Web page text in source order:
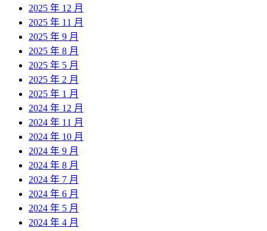
2025 年 12 月
2025 年 11 月
2025 年 9 月
2025 年 8 月
2025 年 5 月
2025 年 2 月
2025 年 1 月
2024 年 12 月
2024 年 11 月
2024 年 10 月
2024 年 9 月
2024 年 8 月
2024 年 7 月
2024 年 6 月
2024 年 5 月
2024 年 4 月